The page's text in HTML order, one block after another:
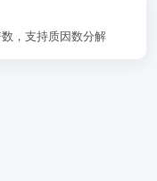
，支持质因数分解